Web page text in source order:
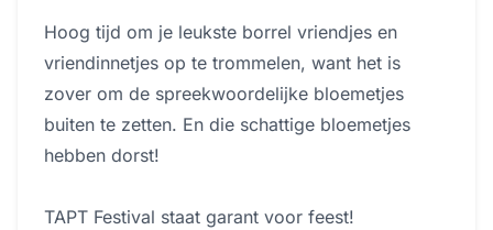
Hoog tijd om je leukste borrel vriendjes en
vriendinnetjes op te trommelen, want het is
zover om de spreekwoordelijke bloemetjes
buiten te zetten. En die schattige bloemetjes
hebben dorst!
TAPT Festival staat garant voor feest!